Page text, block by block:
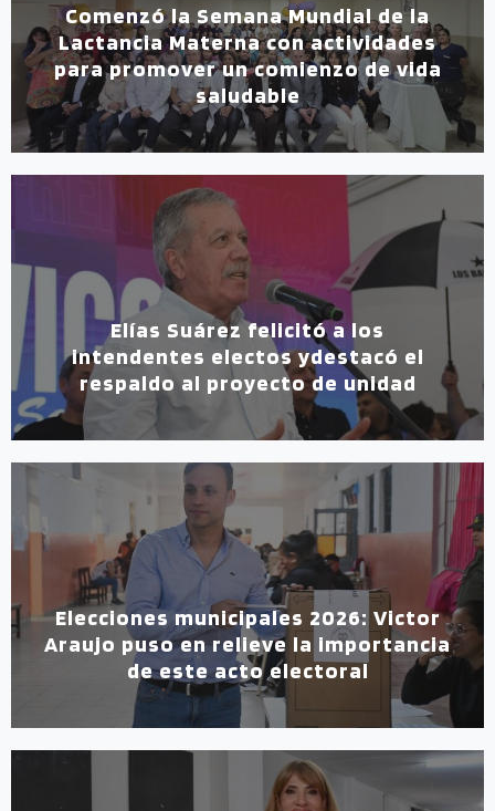
Comenzó la Semana Mundial de la
Lactancia Materna con actividades
para promover un comienzo de vida
saludable
Elías Suárez felicitó a los
intendentes electos ydestacó el
respaldo al proyecto de unidad
Elecciones municipales 2026: Victor
Araujo puso en relieve la importancia
de este acto electoral